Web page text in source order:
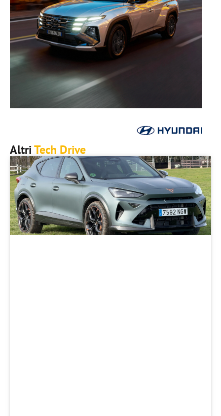
AltriTech Drive